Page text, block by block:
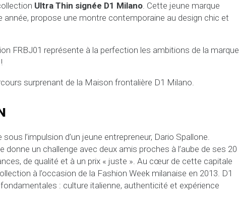
Ultra Thin signée D1 Milano. Cette jeune marque
année, propose une montre contemporaine au design chic et
FRBJ01 représente à la perfection les ambitions de la marque
surprenant de la Maison frontalière D1 Milano.
l’impulsion d’un jeune entrepreneur, Dario Spallone.
donne un challenge avec deux amis proches à l’aube de ses 20
de qualité et à un prix « juste ». Au cœur de cette capitale
à l’occasion de la Fashion Week milanaise en 2013. D1
: culture italienne, authenticité et expérience